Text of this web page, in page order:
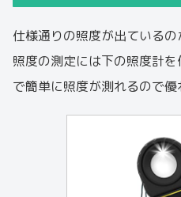
仕様通りの照度が出ているの
照度の測定には下の照度計
で簡単に照度が測れるので優